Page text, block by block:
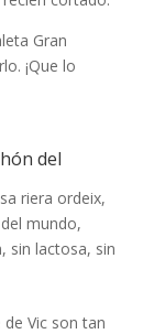
Gran
¡Que lo
del
riera ordeix,
mundo,
, sin lactosa, sin
Vic son tan